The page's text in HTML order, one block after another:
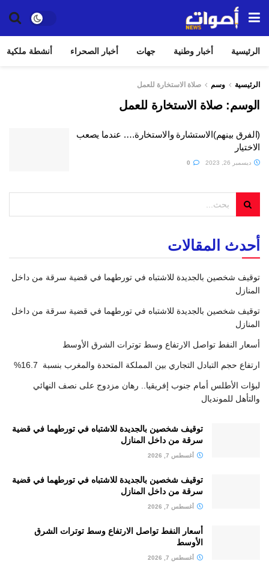
الرئيسية أخبار وطنية جهات أخبار الصحراء أنشطة ملكية
الرئيسية وسم صلاة الاستخارة للعمل
الوسم:صلاة الاستخارة للعمل
(الفرق بينهم)الاستشارة والاستخارة…. عندما يصعب
الاختيار
ديسمبر 26, 2023
أحدث المقالات
توقيف شخصين بالجديدة للاشتباه في تورطهما في قضية سرقة من داخل
المنازل
توقيف شخصين بالجديدة للاشتباه في تورطهما في قضية سرقة من داخل
المنازل
أسعار النفط تواصل الارتفاع وسط توترات الشرق الأوسط
ارتفاع حجم التبادل التجاري بين المملكة المتحدة والمغرب بنسبة 16.7%
لبؤات الأطلس أمام جنوب إفريقيا.. رهان مزدوج على نصف النهائي
والتأهل للمونديال
توقيف شخصين بالجديدة للاشتباه في تورطهما في قضية
سرقة من داخل المنازل
أغسطس 7, 2026
توقيف شخصين بالجديدة للاشتباه في تورطهما في قضية
سرقة من داخل المنازل
أغسطس 7, 2026
أسعار النفط تواصل الارتفاع وسط توترات الشرق
الأوسط
أغسطس 7, 2026